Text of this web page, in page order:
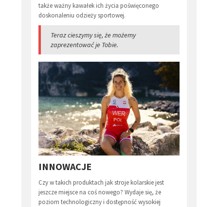
także ważny kawałek ich życia poświęconego
doskonaleniu odzieży sportowej.
Teraz cieszymy się, że możemy
zaprezentować je Tobie.
INNOWACJE
Czy w takich produktach jak stroje kolarskie jest
jeszcze miejsce na coś nowego? Wydaje się, że
poziom technologiczny i dostępność wysokiej